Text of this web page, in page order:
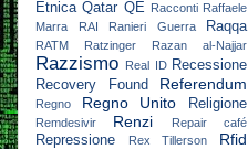
Etnica Qatar QE Racconti Raffaele
Marra
RAI Ranieri Guerra Raqqa
RATM Ratzinger Razan al-Najjar
Razzismo Real ID Recessione
Recovery Found
Referendum
Regno Regno Unito Religione
Remdesivir Renzi Repair café
Repressione Rex Tillerson Rfid